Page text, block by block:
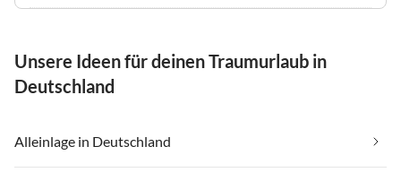
Unsere Ideen für deinen Traumurlaub in
Deutschland
Alleinlage in Deutschland